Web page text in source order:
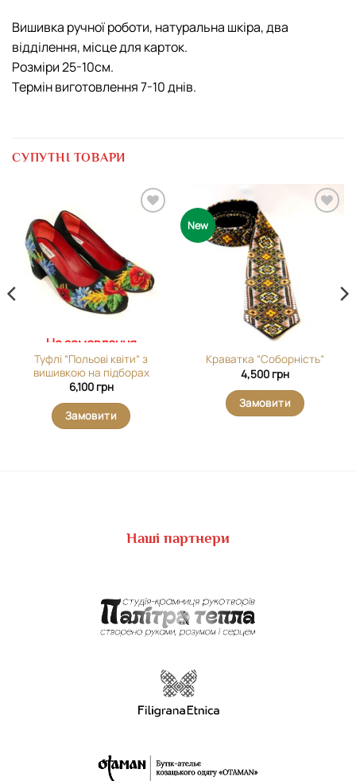
Вишивка ручної роботи, натуральна шкіра, два
відділення, місце для карток.
Розміри 25-10см.
Термін виготовлення 7-10 днів.
СУПУТНІ ТОВАРИ
На замовлення
Туфлі “Польові квіти” з
вишивкою на підборах
6,100 грн
Замовити
New
Краватка “Соборність”
4,500 грн
Замовити
Наші партнери